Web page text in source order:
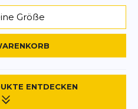
Größe
ENTDECKEN